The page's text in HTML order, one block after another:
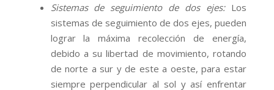
Sistemas de seguimiento de dos ejes:Los
sistemas de seguimiento de dos ejes, pueden
lograr la máxima recolección de energía,
debido a su libertad de movimiento, rotando
de norte a sur y de este a oeste, para estar
siempre perpendicular al sol y así enfrentar